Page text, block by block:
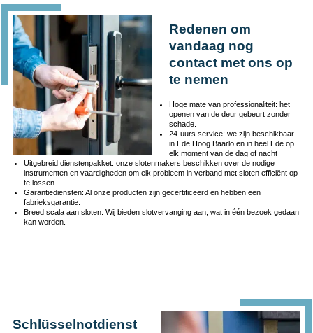
Redenen om
vandaag nog
contact met ons op
te nemen
Hoge mate van professionaliteit: het
openen van de deur gebeurt zonder
schade.
24-uurs service: we zijn beschikbaar
in Ede Hoog Baarlo en in heel Ede op
elk moment van de dag of nacht
Uitgebreid dienstenpakket: onze slotenmakers beschikken over de nodige
instrumenten en vaardigheden om elk probleem in verband met sloten efficiënt op
te lossen.
Garantiediensten: Al onze producten zijn gecertificeerd en hebben een
fabrieksgarantie.
Breed scala aan sloten: Wij bieden slotvervanging aan, wat in één bezoek gedaan
kan worden.
Schlüsselnotdienst